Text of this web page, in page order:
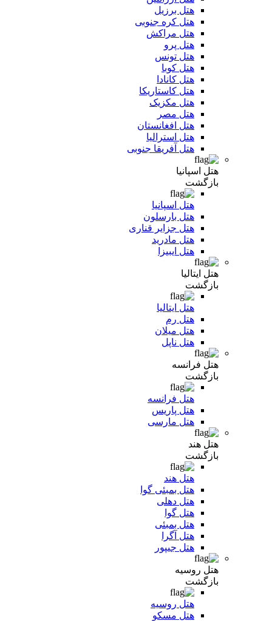
هتل برزیل
هتل کره جنوبی
هتل مراکش
هتل پرو
هتل تونس
هتل کوبا
هتل کانادا
هتل کاستاریکا
هتل مکزیک
هتل مصر
هتل افغانستان
هتل استرالیا
هتل آفریقا جنوبی
هتل اسپانیا
بازگشت
هتل اسپانیا
هتل بارسلون
هتل جزایر قناری
هتل مادرید
هتل ایبیزا
هتل ایتالیا
بازگشت
هتل ایتالیا
هتل رم
هتل میلان
هتل ناپل
هتل فرانسه
بازگشت
هتل فرانسه
هتل پاریس
هتل مارسی
هتل هند
بازگشت
هتل هند
هتل بمبئی گوا
هتل دهلی
هتل گوا
هتل بمبئی
هتل آگرا
هتل جیپور
هتل روسیه
بازگشت
هتل روسیه
هتل مسکو